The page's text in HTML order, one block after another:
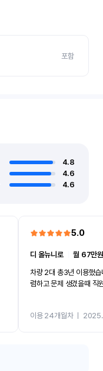
포함
4.8
4.6
4.6
5.0
디 올뉴니로ㅣ월 67만
차량 2대 총3년 이용했
렴하고 문제 생겼을때 직
이용 24개월차ㅣ